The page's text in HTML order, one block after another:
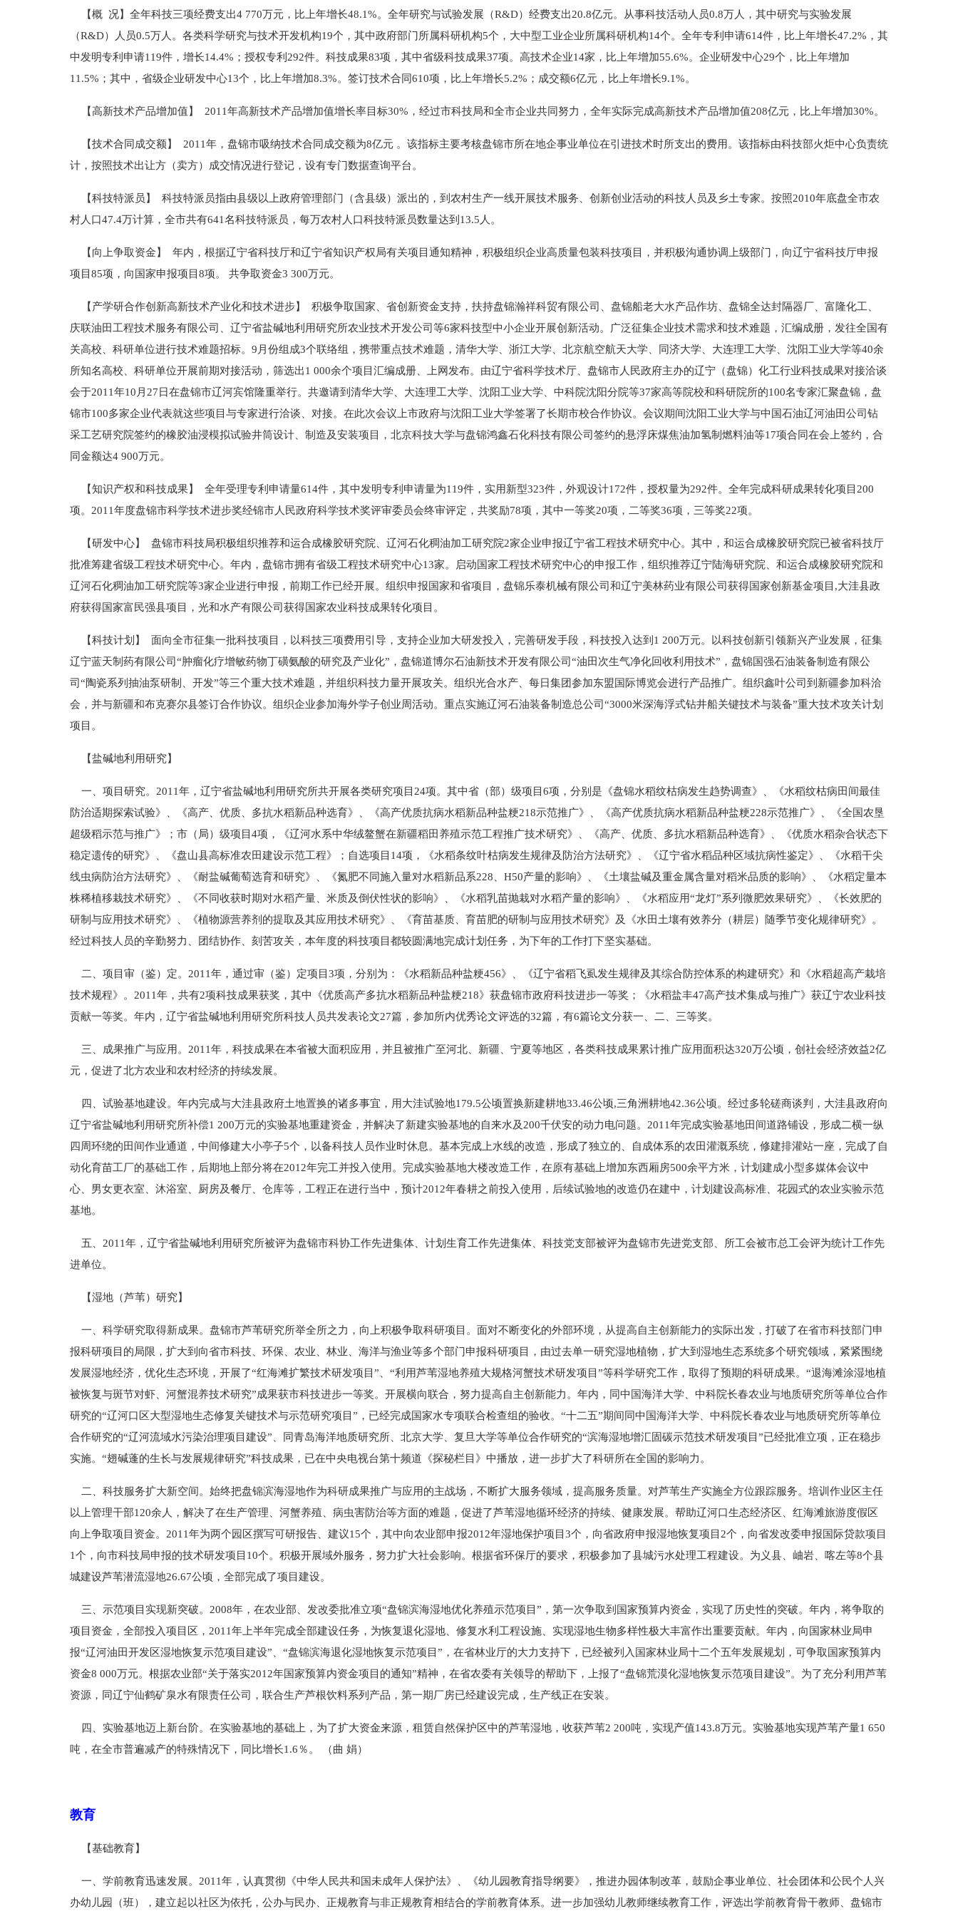
【概 况】全年科技三项经费支出4 770万元，比上年增长48.1%。全年研究与试验发展（R&D）经费支出20.8亿元。从事科技活动人员0.8万人，其中研究与实验发展
（R&D）人员0.5万人。各类科学研究与技术开发机构19个，其中政府部门所属科研机构5个，大中型工业企业所属科研机构14个。全年专利申请614件，比上年增长47.2%，其
中发明专利申请119件，增长14.4%；授权专利292件。科技成果83项，其中省级科技成果37项。高技术企业14家，比上年增加55.6%。企业研发中心29个，比上年增加
11.5%；其中，省级企业研发中心13个，比上年增加8.3%。签订技术合同610项，比上年增长5.2%；成交额6亿元，比上年增长9.1%。
【高新技术产品增加值】 2011年高新技术产品增加值增长率目标30%，经过市科技局和全市企业共同努力，全年实际完成高新技术产品增加值208亿元，比上年增加30%。
【技术合同成交额】 2011年，盘锦市吸纳技术合同成交额为8亿元 。该指标主要考核盘锦市所在地企事业单位在引进技术时所支出的费用。该指标由科技部火炬中心负责统
计，按照技术出让方（卖方）成交情况进行登记，设有专门数据查询平台。
【科技特派员】 科技特派员指由县级以上政府管理部门（含县级）派出的，到农村生产一线开展技术服务、创新创业活动的科技人员及乡土专家。按照2010年底盘全市农
村人口47.4万计算，全市共有641名科技特派员，每万农村人口科技特派员数量达到13.5人。
【向上争取资金】 年内，根据辽宁省科技厅和辽宁省知识产权局有关项目通知精神，积极组织企业高质量包装科技项目，并积极沟通协调上级部门，向辽宁省科技厅申报
项目85项，向国家申报项目8项。 共争取资金3 300万元。
【产学研合作创新高新技术产业化和技术进步】 积极争取国家、省创新资金支持，扶持盘锦瀚祥科贸有限公司、盘锦船老大水产品作坊、盘锦全达封隔器厂、富隆化工、
庆联油田工程技术服务有限公司、辽宁省盐碱地利用研究所农业技术开发公司等6家科技型中小企业开展创新活动。广泛征集企业技术需求和技术难题，汇编成册，发往全国有
关高校、科研单位进行技术难题招标。9月份组成3个联络组，携带重点技术难题，清华大学、浙江大学、北京航空航天大学、同济大学、大连理工大学、沈阳工业大学等40余
所知名高校、科研单位开展前期对接活动，筛选出1 000余个项目汇编成册、上网发布。由辽宁省科学技术厅、盘锦市人民政府主办的辽宁（盘锦）化工行业科技成果对接洽谈
会于2011年10月27日在盘锦市辽河宾馆隆重举行。共邀请到清华大学、大连理工大学、沈阳工业大学、中科院沈阳分院等37家高等院校和科研院所的100名专家汇聚盘锦，盘
锦市100多家企业代表就这些项目与专家进行洽谈、对接。在此次会议上市政府与沈阳工业大学签署了长期市校合作协议。会议期间沈阳工业大学与中国石油辽河油田公司钻
采工艺研究院签约的橡胶油浸模拟试验井筒设计、制造及安装项目，北京科技大学与盘锦鸿鑫石化科技有限公司签约的悬浮床煤焦油加氢制燃料油等17项合同在会上签约，合
同金额达4 900万元。
【知识产权和科技成果】 全年受理专利申请量614件，其中发明专利申请量为119件，实用新型323件，外观设计172件，授权量为292件。全年完成科研成果转化项目200
项。2011年度盘锦市科学技术进步奖经锦市人民政府科学技术奖评审委员会终审评定，共奖励78项，其中一等奖20项，二等奖36项，三等奖22项。
【研发中心】 盘锦市科技局积极组织推荐和运合成橡胶研究院、辽河石化稠油加工研究院2家企业申报辽宁省工程技术研究中心。其中，和运合成橡胶研究院已被省科技厅
批准筹建省级工程技术研究中心。年内，盘锦市拥有省级工程技术研究中心13家。启动国家工程技术研究中心的申报工作，组织推荐辽宁陆海研究院、和运合成橡胶研究院和
辽河石化稠油加工研究院等3家企业进行申报，前期工作已经开展。组织申报国家和省项目，盘锦乐泰机械有限公司和辽宁美林药业有限公司获得国家创新基金项目,大洼县政
府获得国家富民强县项目，光和水产有限公司获得国家农业科技成果转化项目。
【科技计划】 面向全市征集一批科技项目，以科技三项费用引导，支持企业加大研发投入，完善研发手段，科技投入达到1 200万元。以科技创新引领新兴产业发展，征集
辽宁蓝天制药有限公司“肿瘤化疗增敏药物丁磺氨酸的研究及产业化”，盘锦道博尔石油新技术开发有限公司“油田次生气净化回收利用技术”，盘锦国强石油装备制造有限公
司“陶瓷系列抽油泵研制、开发”等三个重大技术难题，并组织科技力量开展攻关。组织光合水产、每日集团参加东盟国际博览会进行产品推广。组织鑫叶公司到新疆参加科洽
会，并与新疆和布克赛尔县签订合作协议。组织企业参加海外学子创业周活动。重点实施辽河石油装备制造总公司“3000米深海浮式钻井船关键技术与装备”重大技术攻关计划
项目。
【盐碱地利用研究】
一、项目研究。2011年，辽宁省盐碱地利用研究所共开展各类研究项目24项。其中省（部）级项目6项，分别是《盘锦水稻纹枯病发生趋势调查》、《水稻纹枯病田间最佳
防治适期探索试验》、《高产、优质、多抗水稻新品种选育》、《高产优质抗病水稻新品种盐粳218示范推广》、《高产优质抗病水稻新品种盐粳228示范推广》、《全国农垦
超级稻示范与推广》；市（局）级项目4项，《辽河水系中华绒鳌蟹在新疆稻田养殖示范工程推广技术研究》、《高产、优质、多抗水稻新品种选育》、《优质水稻杂合状态下
稳定遗传的研究》、《盘山县高标准农田建设示范工程》；自选项目14项，《水稻条纹叶枯病发生规律及防治方法研究》、《辽宁省水稻品种区域抗病性鉴定》、《水稻干尖
线虫病防治方法研究》、《耐盐碱葡萄选育和研究》、《氮肥不同施入量对水稻新品系228、H50产量的影响》、《土壤盐碱及重金属含量对稻米品质的影响》、《水稻定量本
株稀植移栽技术研究》、《不同收获时期对水稻产量、米质及倒伏性状的影响》、《水稻乳苗抛栽对水稻产量的影响》、《水稻应用“龙灯”系列微肥效果研究》、《长效肥的
研制与应用技术研究》、《植物源营养剂的提取及其应用技术研究》、《育苗基质、育苗肥的研制与应用技术研究》及《水田土壤有效养分（耕层）随季节变化规律研究》。
经过科技人员的辛勤努力、团结协作、刻苦攻关，本年度的科技项目都较圆满地完成计划任务，为下年的工作打下坚实基础。
二、项目审（鉴）定。2011年，通过审（鉴）定项目3项，分别为：《水稻新品种盐粳456》、《辽宁省稻飞虱发生规律及其综合防控体系的构建研究》和《水稻超高产栽培
技术规程》。2011年，共有2项科技成果获奖，其中《优质高产多抗水稻新品种盐粳218》获盘锦市政府科技进步一等奖；《水稻盐丰47高产技术集成与推广》获辽宁农业科技
贡献一等奖。年内，辽宁省盐碱地利用研究所科技人员共发表论文27篇，参加所内优秀论文评选的32篇，有6篇论文分获一、二、三等奖。
三、成果推广与应用。2011年，科技成果在本省被大面积应用，并且被推广至河北、新疆、宁夏等地区，各类科技成果累计推广应用面积达320万公顷，创社会经济效益2亿
元，促进了北方农业和农村经济的持续发展。
四、试验基地建设。年内完成与大洼县政府土地置换的诸多事宜，用大洼试验地179.5公顷置换新建耕地33.46公顷,三角洲耕地42.36公顷。经过多轮磋商谈判，大洼县政府向
辽宁省盐碱地利用研究所补偿1 200万元的实验基地重建资金，并解决了新建实验基地的自来水及200千伏安的动力电问题。2011年完成实验基地田间道路铺设，形成二横一纵
四周环绕的田间作业通道，中间修建大小亭子5个，以备科技人员作业时休息。基本完成上水线的改造，形成了独立的、自成体系的农田灌溉系统，修建排灌站一座，完成了自
动化育苗工厂的基础工作，后期地上部分将在2012年完工并投入使用。完成实验基地大楼改造工作，在原有基础上增加东西厢房500余平方米，计划建成小型多媒体会议中
心、男女更衣室、沐浴室、厨房及餐厅、仓库等，工程正在进行当中，预计2012年春耕之前投入使用，后续试验地的改造仍在建中，计划建设高标准、花园式的农业实验示范
基地。
五、2011年，辽宁省盐碱地利用研究所被评为盘锦市科协工作先进集体、计划生育工作先进集体、科技党支部被评为盘锦市先进党支部、所工会被市总工会评为统计工作先
进单位。
【湿地（芦苇）研究】
一、科学研究取得新成果。盘锦市芦苇研究所举全所之力，向上积极争取科研项目。面对不断变化的外部环境，从提高自主创新能力的实际出发，打破了在省市科技部门申
报科研项目的局限，扩大到向省市科技、环保、农业、林业、海洋与渔业等多个部门申报科研项目，由过去单一研究湿地植物，扩大到湿地生态系统多个研究领域，紧紧围绕
发展湿地经济，优化生态环境，开展了“红海滩扩繁技术研发项目”、“利用芦苇湿地养殖大规格河蟹技术研发项目”等科学研究工作，取得了预期的科研成果。“退海滩涂湿地植
被恢复与斑节对虾、河蟹混养技术研究”成果获市科技进步一等奖。开展横向联合，努力提高自主创新能力。年内，同中国海洋大学、中科院长春农业与地质研究所等单位合作
研究的“辽河口区大型湿地生态修复关键技术与示范研究项目”，已经完成国家水专项联合检查组的验收。“十二五”期间同中国海洋大学、中科院长春农业与地质研究所等单位
合作研究的“辽河流域水污染治理项目建设”、同青岛海洋地质研究所、北京大学、复旦大学等单位合作研究的“滨海湿地增汇固碳示范技术研发项目”已经批准立项，正在稳步
实施。“翅碱蓬的生长与发展规律研究”科技成果，已在中央电视台第十频道《探秘栏目》中播放，进一步扩大了科研所在全国的影响力。
二、科技服务扩大新空间。始终把盘锦滨海湿地作为科研成果推广与应用的主战场，不断扩大服务领域，提高服务质量。对芦苇生产实施全方位跟踪服务。培训作业区主任
以上管理干部120余人，解决了在生产管理、河蟹养殖、病虫害防治等方面的难题，促进了芦苇湿地循环经济的持续、健康发展。帮助辽河口生态经济区、红海滩旅游度假区
向上争取项目资金。2011年为两个园区撰写可研报告、建议15个，其中向农业部申报2012年湿地保护项目3个，向省政府申报湿地恢复项目2个，向省发改委申报国际贷款项目
1个，向市科技局申报的技术研发项目10个。积极开展域外服务，努力扩大社会影响。根据省环保厅的要求，积极参加了县城污水处理工程建设。为义县、岫岩、喀左等8个县
城建设芦苇潜流湿地26.67公顷，全部完成了项目建设。
三、示范项目实现新突破。2008年，在农业部、发改委批准立项“盘锦滨海湿地优化养殖示范项目”，第一次争取到国家预算内资金，实现了历史性的突破。年内，将争取的
项目资金，全部投入项目区，2011年上半年完成全部建设任务，为恢复退化湿地、修复水利工程设施、实现湿地生物多样性极大丰富作出重要贡献。年内，向国家林业局申
报“辽河油田开发区湿地恢复示范项目建设”、“盘锦滨海退化湿地恢复示范项目”，在省林业厅的大力支持下，已经被列入国家林业局十二个五年发展规划，可争取国家预算内
资金8 000万元。根据农业部“关于落实2012年国家预算内资金项目的通知”精神，在省农委有关领导的帮助下，上报了“盘锦荒漠化湿地恢复示范项目建设”。为了充分利用芦苇
资源，同辽宁仙鹤矿泉水有限责任公司，联合生产芦根饮料系列产品，第一期厂房已经建设完成，生产线正在安装。
四、实验基地迈上新台阶。在实验基地的基础上，为了扩大资金来源，租赁自然保护区中的芦苇湿地，收获芦苇2 200吨，实现产值143.8万元。实验基地实现芦苇产量1 650
吨，在全市普遍减产的特殊情况下，同比增长1.6％。 （曲 娟）
教育
【基础教育】
一、学前教育迅速发展。2011年，认真贯彻《中华人民共和国未成年人保护法》、《幼儿园教育指导纲要》，推进办园体制改革，鼓励企事业单位、社会团体和公民个人兴
办幼儿园（班），建立起以社区为依托，公办与民办、正规教育与非正规教育相结合的学前教育体系。进一步加强幼儿教师继续教育工作，评选出学前教育骨干教师、盘锦市